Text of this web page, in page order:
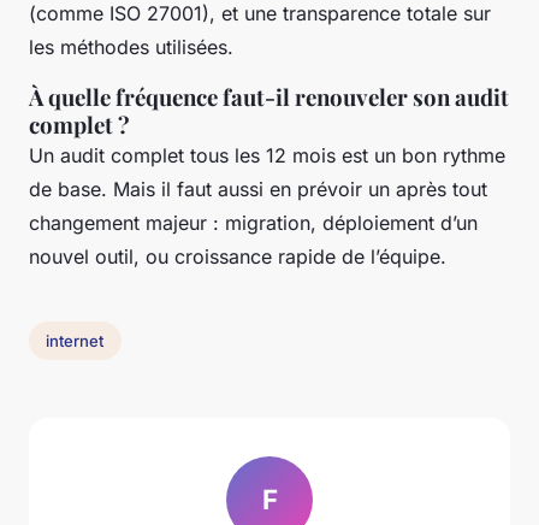
(comme ISO 27001), et une transparence totale sur
les méthodes utilisées.
À quelle fréquence faut-il renouveler son audit
complet ?
Un audit complet tous les 12 mois est un bon rythme
de base. Mais il faut aussi en prévoir un après tout
changement majeur : migration, déploiement d’un
nouvel outil, ou croissance rapide de l’équipe.
internet
F